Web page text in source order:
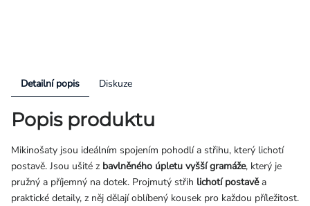
Detailní popis Diskuze
Popis produktu
Mikinošaty jsou ideálním spojením pohodlí a střihu, který lichotí
postavě. Jsou ušité z bavlněného úpletu vyšší gramáže, který je
pružný a příjemný na dotek. Projmutý střih lichotí postavěa
praktické detaily, z něj dělají oblíbený kousek pro každou příležitost.